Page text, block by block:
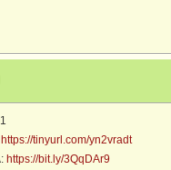
https://tinyurl.com/yn2vradt
https://bit.ly/3QqDAr9